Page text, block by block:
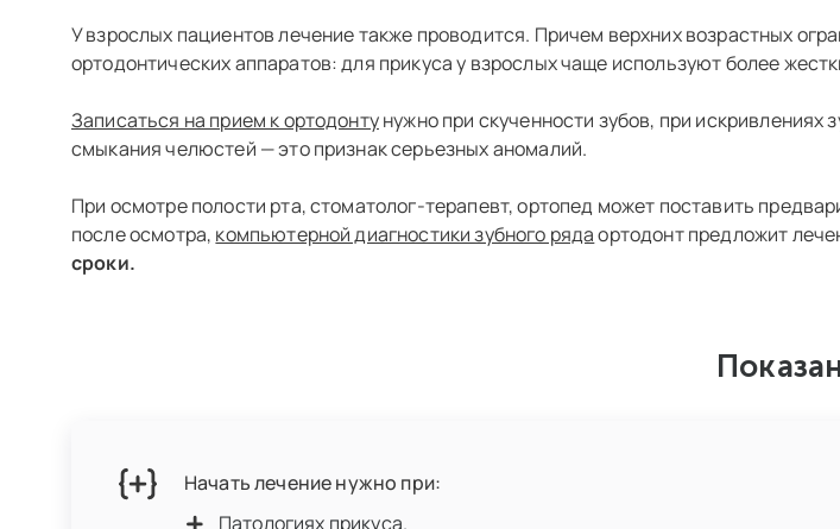
У взрослых пациентов лечение также проводится. Причем верхних возрастных
ортодонтических аппаратов: для прикуса у взрослых чаще используют более
Записаться на прием к ортодонтунужно при скученности зубов, при
смыкания челюстей — это признак серьезных аномалий.
При осмотре полости рта, стоматолог-терапевт, ортопед может поставить
после осмотра, компьютерной диагностики зубного рядаортодонт предложит
сроки.
Начать лечение нужно при:
Патологиях прикуса.